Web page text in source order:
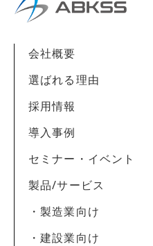
会社概要
選ばれる理由
採用情報
導入事例
セミナー・イベント
製品/サービス
・製造業向け
・建設業向け